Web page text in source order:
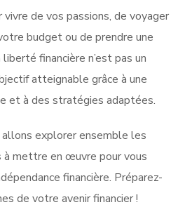
de vos passions, de voyager
budget ou de prendre une
financière n’est pas un
atteignable grâce à une
et à des stratégies adaptées.
explorer ensemble les
mettre en œuvre pour vous
financière. Préparez-
de votre avenir financier !